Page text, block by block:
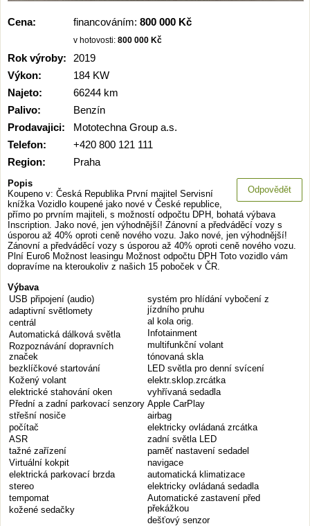
Cena: financováním: 800 000 Kč
v hotovosti: 800 000 Kč
Rok výroby:
2019
Výkon:
184 KW
Najeto:
66244 km
Palivo:
Benzín
Prodavajici:
Mototechna Group a.s.
Telefon:
+420 800 121 111
Region:
Praha
Odpovědět
Popis
Koupeno v: Česká Republika První majitel Servisní
knížka Vozidlo koupené jako nové v České republice,
přímo po prvním majiteli, s možností odpočtu DPH, bohatá výbava
Inscription. Jako nové, jen výhodnější! Zánovní a předváděcí vozy s
úsporou až 40% oproti ceně nového vozu. Jako nové, jen výhodnější!
Zánovní a předváděcí vozy s úsporou až 40% oproti ceně nového vozu.
Plní Euro6 Možnost leasingu Možnost odpočtu DPH Toto vozidlo vám
dopravíme na kteroukoliv z našich 15 poboček v ČR.
Výbava
USB připojení (audio)
adaptivní světlomety
centrál
Automatická dálková světla
Rozpoznávání dopravních
značek
bezklíčkové startování
Kožený volant
elektrické stahování oken
Přední a zadní parkovací senzory
střešní nosiče
počítač
ASR
tažné zařízení
Virtuální kokpit
elektrická parkovací brzda
stereo
tempomat
kožené sedačky
systém pro hlídání vybočení z
jízdního pruhu
al kola orig.
Infotainment
multifunkční volant
tónovaná skla
LED světla pro denní svícení
elektr.sklop.zrcátka
vyhřívaná sedadla
Apple CarPlay
airbag
elektricky ovládaná zrcátka
zadní světla LED
paměť nastavení sedadel
navigace
automatická klimatizace
elektricky ovládaná sedadla
Automatické zastavení před
překážkou
dešťový senzor